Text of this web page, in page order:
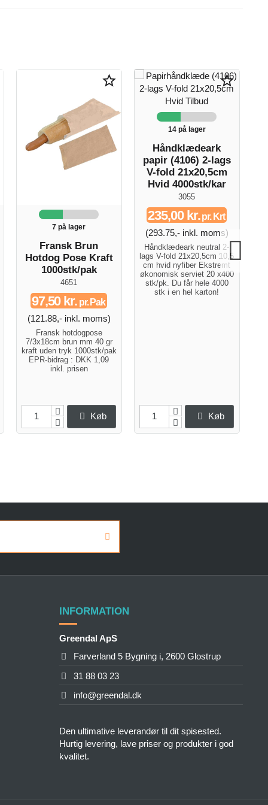
star_border
7 på lager
Fransk Brun
Hotdog Pose Kraft
1000stk/pak
4651
97,50 kr.pr. Pak
(121.88,- inkl. moms)
Fransk hotdogpose
7/3x18cm brun mm 40 gr
kraft uden tryk 1000stk/pak
EPR-bidrag : DKK 1,09
inkl. prisen
Køb
star_border
14 på lager
Håndklædeark
papir (4106) 2-lags
V-fold 21x20,5cm
Hvid 4000stk/kar
3055
235,00 kr.pr. Krt
(293.75,- inkl. moms)
Håndklædeark neutral 2-
lags V-fold 21x20,5cm 10,5
cm hvid nyfiber Ekstremt
økonomisk serviet 20 x400
stk/pk. Du får hele 4000
stk i en hel karton!
Køb
INFORMATION
Greendal ApS
Farverland 5 Bygning i, 2600 Glostrup
31 88 03 23
info@greendal.dk
Den ultimative leverandør til dit spisested.
Hurtig levering, lave priser og produkter i god
kvalitet.